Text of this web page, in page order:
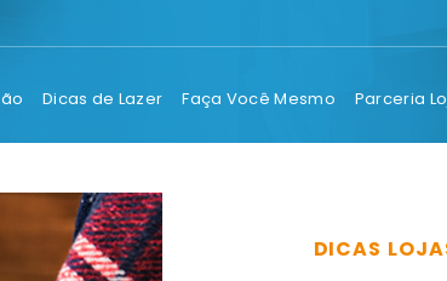
Dicas de Lazer Faça Você Mesmo Parceria
DICAS